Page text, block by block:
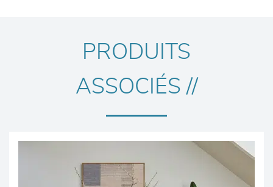
PRODUITS
ASSOCIÉS //